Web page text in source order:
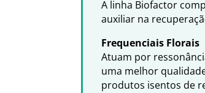
A linha Biofactor
auxiliar na
Frequenciais Florais
Atuam por
uma melhor
produtos isentos de